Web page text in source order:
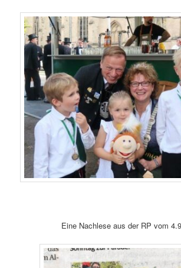
Eine Nachlese aus der RP vom